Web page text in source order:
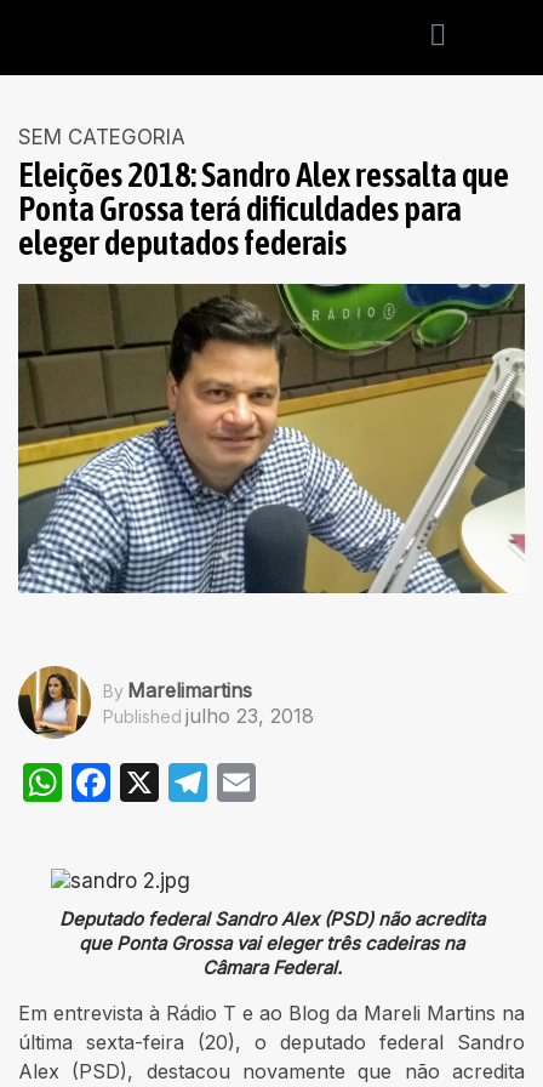
SEM CATEGORIA
Eleições 2018: Sandro Alex ressalta que
Ponta Grossa terá dificuldades para
eleger deputados federais
By Marelimartins
Published julho 23, 2018
WhatsApp
Facebook
X Telegram
Deputado federal Sandro Alex (PSD) não acredita
que Ponta Grossa vai eleger três cadeiras na
Câmara Federal.
Em entrevista à Rádio T e ao Blog da Mareli Martins na
última sexta-feira (20), o deputado federal Sandro
Alex (PSD), destacou novamente que não acredita